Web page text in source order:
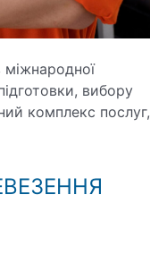
вибору
комплекс послуг,